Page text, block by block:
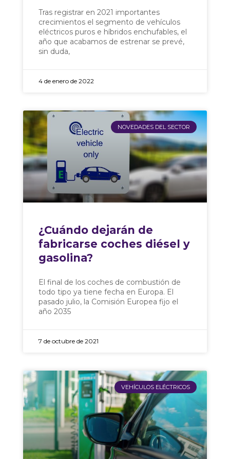
Tras registrar en 2021 importantes
crecimientos el segmento de vehículos
eléctricos puros e híbridos enchufables, el
año que acabamos de estrenar se prevé,
sin duda,
4 de enero de 2022
NOVEDADES DEL SECTOR
¿Cuándo dejarán de
fabricarse coches diésel y
gasolina?
El final de los coches de combustión de
todo tipo ya tiene fecha en Europa. El
pasado julio, la Comisión Europea fijo el
año 2035
7 de octubre de 2021
VEHÍCULOS ELÉCTRICOS